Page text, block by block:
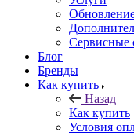
Сервисные
Блог
Бренды
Как купить
Назад
Как купить
Условия